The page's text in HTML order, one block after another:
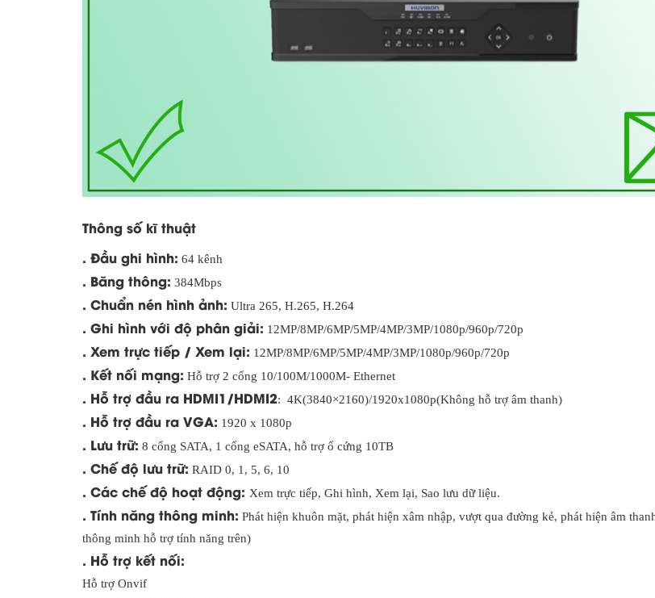
Thông số kĩ thuật
. Đầu ghi hình: 64 kênh
. Băng thông: 384Mbps
. Chuẩn nén hình ảnh: Ultra 265, H.265, H.264
. Ghi hình với độ phân giải: 12MP/8MP/6MP/5MP/4MP/3MP/1080p/960p/720p
. Xem trực tiếp / Xem lại: 12MP/8MP/6MP/5MP/4MP/3MP/1080p/960p/720p
. Kết nối mạng: Hỗ trợ 2 cổng 10/100M/1000M- Ethernet
. Hỗ trợ đầu ra HDMI1/HDMI2: 4K(3840×2160)/1920x1080p(Không hỗ trợ âm thanh)
. Hỗ trợ đầu ra VGA: 1920 x 1080p
. Lưu trữ: 8 cổng SATA, 1 cổng eSATA, hỗ trợ ổ cứng 10TB
. Chế độ lưu trữ: RAID 0, 1, 5, 6, 10
. Các chế độ hoạt động: Xem trực tiếp, Ghi hình, Xem lại, Sao lưu dữ liệu.
. Tính năng thông minh: Phát hiện khuôn mặt, phát hiện xâm nhập, vượt qua đường kẻ, phát hiện âm
thông minh hỗ trợ tính năng trên)
. Hỗ trợ kết nối:
Hỗ trợ Onvif